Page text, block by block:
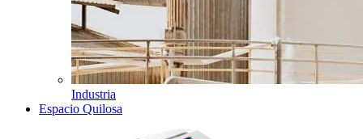
Industria
Espacio Quilosa